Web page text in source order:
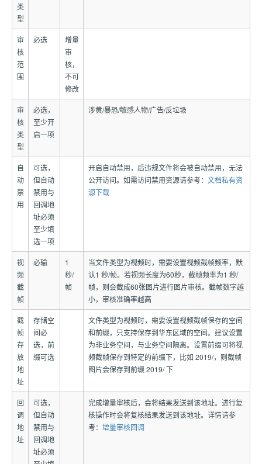
类
型
审
核
范
围
必选
增量
审
核，
不可
修改
审
核
类
型
必选，
至少开
启一项
涉黄/暴恐/敏感人物/广告/反垃圾
自
动
禁
用
可选，
但自动
禁用与
回调地
址必须
至少填
选一项
开启自动禁用，后违规文件将会被自动禁用，无法
公开访问。如需访问禁用资源请参考： 文档私有资
源下载
视
频
截
帧
必输
1
秒/
帧
当文件类型为视频时，需要设置视频截帧频率，默
认1 秒/帧。若视频长度为60秒，截帧频率为1 秒/
帧，则会截成60张图片进行图片审核。截帧数字越
小，审核准确率越高
截
帧
存
放
地
址
存储空
间必
选，前
缀可选
文件类型为视频时，需要设置视频截帧保存的空间
和前缀，只支持保存到华东区域的空间。建议设置
为非业务空间，与业务空间隔离。设置前缀可将视
频截帧保存到特定的前缀下，比如 2019/，则截帧
图片会保存到前缀 2019/ 下
回
调
地
址
可选，
但自动
禁用与
回调地
址必须
完成增量审核后，会将结果发送到该地址。进行复
核操作时会将复核结果发送到该地址。详情请参
考： 增量审核回调